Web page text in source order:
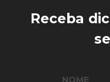
Receba